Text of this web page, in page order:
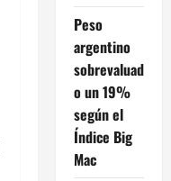
Peso
argentino
sobrevaluad
o un 19%
según el
Índice Big
Mac